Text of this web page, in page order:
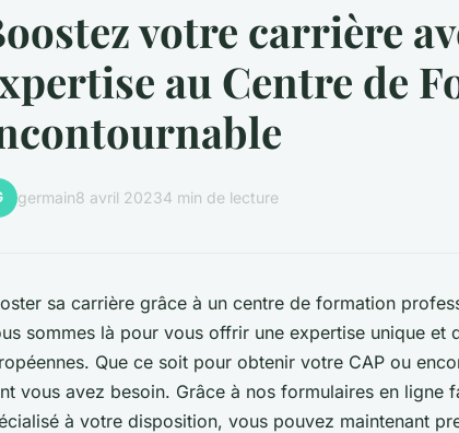
votre carrière
au Centre de
germain8 avril 20234 min de lecture
sa carrière grâce à un centre de formation
sommes là pour vous offrir une expertise unique et
Que ce soit pour obtenir votre CAP ou
vous avez besoin. Grâce à nos formulaires en ligne
à votre disposition, vous pouvez maintenant